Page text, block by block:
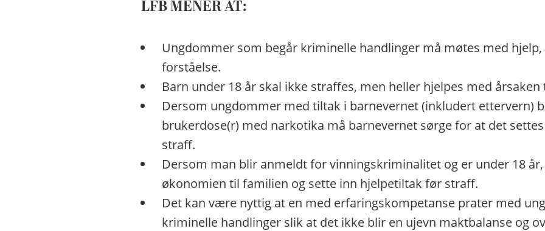
LFB MENER AT:
Ungdommer som begår kriminelle handlinger må møtes med
forståelse.
Barn under 18 år skal ikke straffes, men heller hjelpes med
Dersom ungdommer med tiltak i barnevernet (inkludert ettervern)
brukerdose(r) med narkotika må barnevernet sørge for at det
straff.
Dersom man blir anmeldt for vinningskriminalitet og er under 18
økonomien til familien og sette inn hjelpetiltak før straff.
Det kan være nyttig at en med erfaringskompetanse prater med
kriminelle handlinger slik at det ikke blir en ujevn maktbalanse og